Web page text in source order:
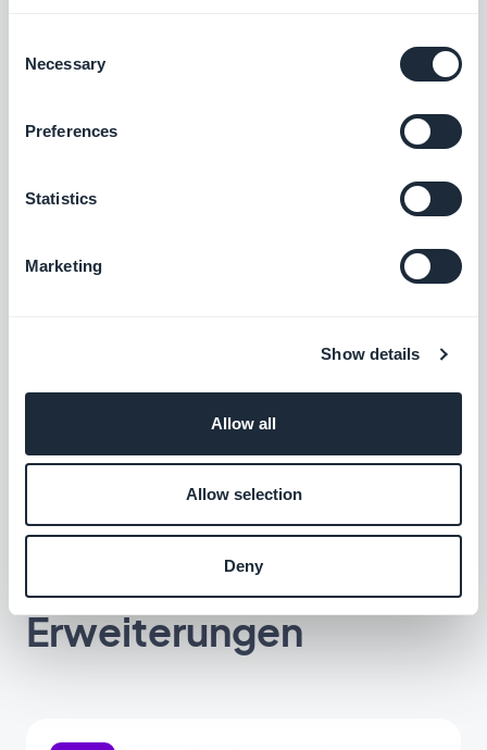
Selection
Necessary
Preferences
Statistics
Marketing
Show details
Allow all
Allow selection
Deny
Die API wird regelmäßig erweitert
ist nicht in Stein
Methoden hinzugefügt. Sie sind alle in einer
Bitte beachten Sie, dass es außerdem eineAPI
Zugehörige
Erweiterungen